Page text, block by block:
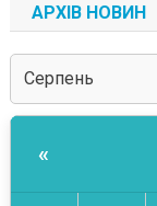
АРХІВ НОВИН
«